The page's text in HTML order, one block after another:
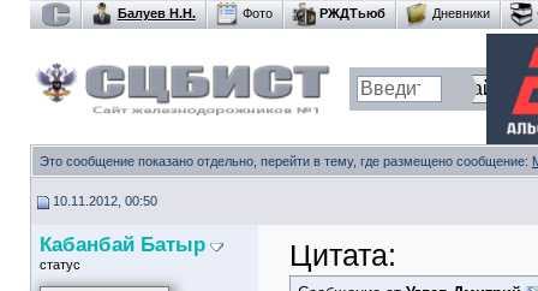
Балуев Н.Н. Фото РЖДТьюб Дневники
Это сообщение показано отдельно, перейти в тему, где размещено сообщение:
10.11.2012, 00:50
Кабанбай Батыр
статус Цитата: